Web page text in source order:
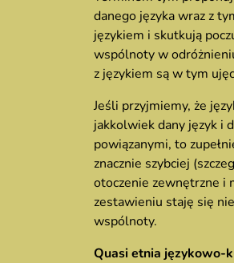
danego języka wraz z
językiem i skutkują
wspólnoty w
z językiem są w tym
Jeśli przyjmiemy, że
jakkolwiek dany język i
powiązanymi, to
znacznie szybciej
otoczenie zewnętrzne i
zestawieniu staję się
wspólnoty.
Quasi etnia językowo-